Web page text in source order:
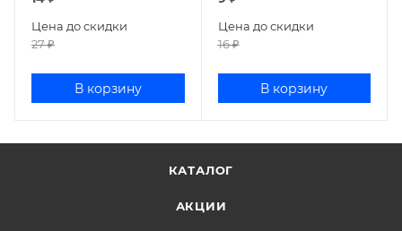
Цена до скидки
27₽
В корзину
Цена до скидки
16₽
В корзину
КАТАЛОГ
АКЦИИ